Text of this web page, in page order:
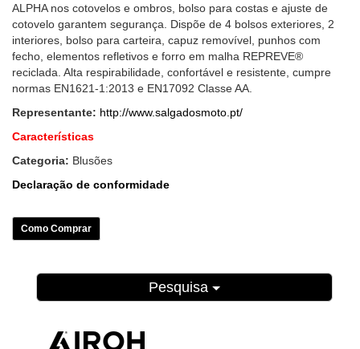
ALPHA nos cotovelos e ombros, bolso para costas e ajuste de
cotovelo garantem segurança. Dispõe de 4 bolsos exteriores, 2
interiores, bolso para carteira, capuz removível, punhos com
fecho, elementos refletivos e forro em malha REPREVE®
reciclada. Alta respirabilidade, confortável e resistente, cumpre
normas EN1621-1:2013 e EN17092 Classe AA.
Representante: http://www.salgadosmoto.pt/
Características
Categoria: Blusões
Declaração de conformidade
Como Comprar
Pesquisa